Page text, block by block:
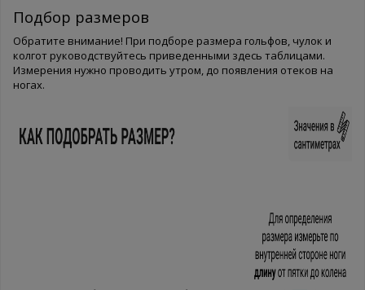
Подбор размеров
Обратите внимание! При подборе размера гольфов, чулок и
колгот руководствуйтесь приведенными здесь таблицами.
Измерения нужно проводить утром, до появления отеков на
ногах.